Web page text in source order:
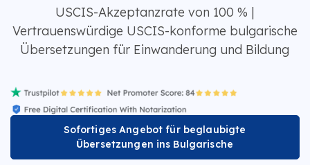
USCIS-Akzeptanzrate von 100 % |
Vertrauenswürdige USCIS-konforme bulgarische
Übersetzungen für Einwanderung und Bildung
Sofortiges Angebot für beglaubigte
Übersetzungen ins Bulgarische